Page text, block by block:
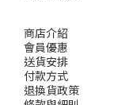
商店介紹
會員優惠
送貨安排
付款方式
退換貨政策